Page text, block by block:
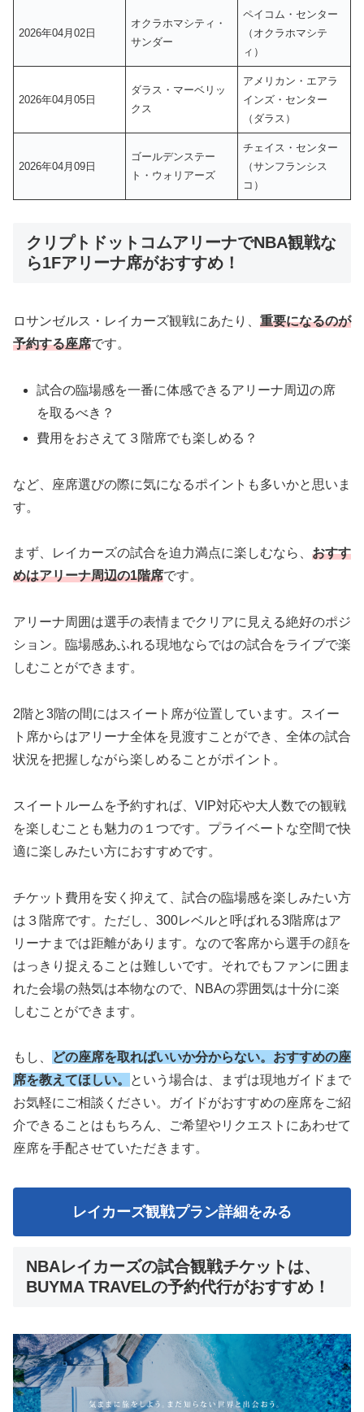
2026年04月02日
オクラホマシティ・
サンダー
ペイコム・センター
（オクラホマシテ
ィ）
2026年04月05日
ダラス・マーベリッ
クス
アメリカン・エアラ
インズ・センター
（ダラス）
2026年04月09日
ゴールデンステー
ト・ウォリアーズ
チェイス・センター
（サンフランシス
コ）
クリプトドットコムアリーナでNBA観戦な
ら1Fアリーナ席がおすすめ！
ロサンゼルス・レイカーズ観戦にあたり、 重要になるのが
予約する座席です。
試合の臨場感を一番に体感できるアリーナ周辺の席
を取るべき？
費用をおさえて３階席でも楽しめる？
など、座席選びの際に気になるポイントも多いかと思いま
す。
まず、レイカーズの試合を迫力満点に楽しむなら、 おすす
めはアリーナ周辺の1階席です。
アリーナ周囲は選手の表情までクリアに見える絶好のポジ
ション。臨場感あふれる現地ならではの試合をライブで楽
しむことができます。
2階と3階の間にはスイート席が位置しています。スイー
ト席からはアリーナ全体を見渡すことができ、全体の試合
状況を把握しながら楽しめることがポイント。
スイートルームを予約すれば、VIP対応や大人数での観戦
を楽しむことも魅力の１つです。プライベートな空間で快
適に楽しみたい方におすすめです。
チケット費用を安く抑えて、試合の臨場感を楽しみたい方
は３階席です。ただし、300レベルと呼ばれる3階席はア
リーナまでは距離があります。なので客席から選手の顔を
はっきり捉えることは難しいです。それでもファンに囲ま
れた会場の熱気は本物なので、NBAの雰囲気は十分に楽
しむことができます。
もし、
どの座席を取ればいいか分からない。おすすめの座
席を教えてほしい。
という場合は、まずは現地ガイドまで
お気軽にご相談ください。ガイドがおすすめの座席をご紹
介できることはもちろん、ご希望やリクエストにあわせて
座席を手配させていただきます。
レイカーズ観戦プラン詳細をみる
NBAレイカーズの試合観戦チケットは、
BUYMA TRAVELの予約代行がおすすめ！